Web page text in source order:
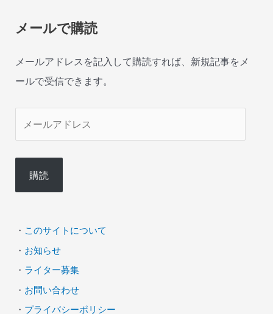
メールで購読
メールアドレスを記入して購読すれば、新規記事をメ
ールで受信できます。
ル
ド
ス
購読
・ このサイトについて
・ お知らせ
・ ライター募集
・ お問い合わせ
・ プライバシーポリシー